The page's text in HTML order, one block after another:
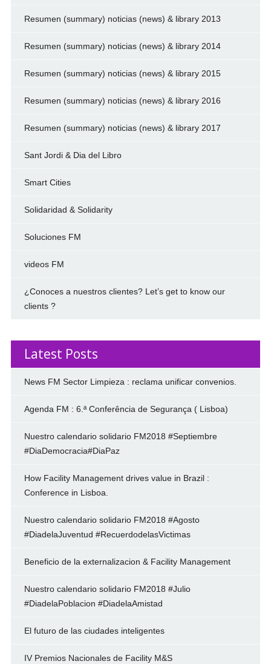
Resumen (summary) noticias (news) & library 2013
Resumen (summary) noticias (news) & library 2014
Resumen (summary) noticias (news) & library 2015
Resumen (summary) noticias (news) & library 2016
Resumen (summary) noticias (news) & library 2017
Sant Jordi & Dia del Libro
Smart Cities
Solidaridad & Solidarity
Soluciones FM
videos FM
¿Conoces a nuestros clientes? Let’s get to know our
clients ?
Latest Posts
News FM Sector Limpieza : reclama unificar convenios.
Agenda FM : 6.ª Conferência de Segurança ( Lisboa)
Nuestro calendario solidario FM2018 #Septiembre
#DiaDemocracia#DiaPaz
How Facility Management drives value in Brazil :
Conference in Lisboa.
Nuestro calendario solidario FM2018 #Agosto
#DiadelaJuventud #RecuerdodelasVictimas
Beneficio de la externalizacion & Facility Management
Nuestro calendario solidario FM2018 #Julio
#DiadelaPoblacion #DiadelaAmistad
El futuro de las ciudades inteligentes
IV Premios Nacionales de Facility M&S